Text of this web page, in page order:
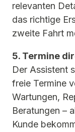
relevanten
das richtige
zweite Fahrt
5. Termine
Der Assistent
freie Termine
Wartungen,
Beratungen –
Kunde